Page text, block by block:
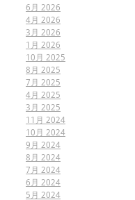
6月 2026
4月 2026
3月 2026
1月 2026
10月 2025
8月 2025
7月 2025
4月 2025
3月 2025
11月 2024
10月 2024
9月 2024
8月 2024
7月 2024
6月 2024
5月 2024